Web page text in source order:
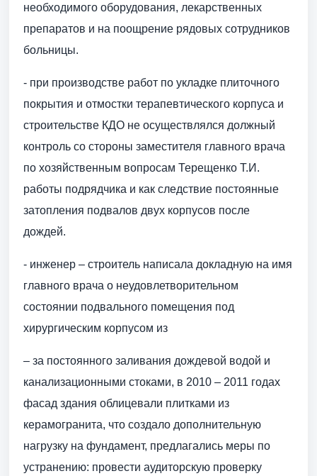
необходимого оборудования, лекарственных
препаратов и на поощрение рядовых сотрудников
больницы.
- при производстве работ по укладке плиточного
покрытия и отмостки терапевтического корпуса и
строительстве КДО не осуществлялся должный
контроль со стороны заместителя главного врача
по хозяйственным вопросам Терещенко Т.И.
работы подрядчика и как следствие постоянные
затопления подвалов двух корпусов после
дождей.
- инженер – строитель написала докладную на имя
главного врача о неудовлетворительном
состоянии подвального помещения под
хирургическим корпусом из
– за постоянного заливания дождевой водой и
канализационными стоками, в 2010 – 2011 годах
фасад здания облицевали плитками из
керамогранита, что создало дополнительную
нагрузку на фундамент, предлагались меры по
устранению: провести аудиторскую проверку